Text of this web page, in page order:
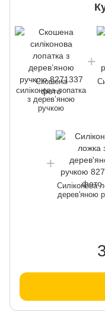
Скошена
силіконова лопатка
з дерев’яною
ручкою
Силіконова
дерев'яною